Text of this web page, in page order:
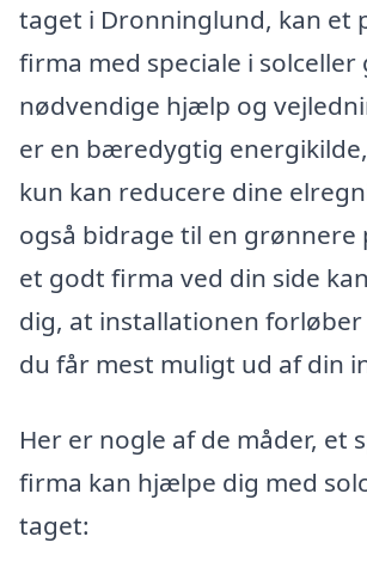
taget i Dronninglund, kan et
firma med speciale i solceller
nødvendige hjælp og
er en bæredygtig
kun kan reducere dine
også bidrage til en grønnere
et godt firma ved din side
dig, at installationen
du får mest muligt ud af din
Her er nogle af de måder, et
firma kan hjælpe dig med
taget: